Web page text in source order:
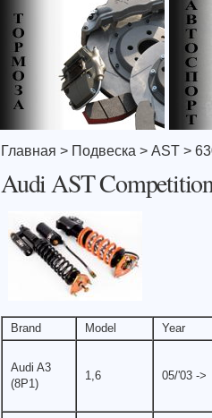
Главная > Подвеска > AST >
Audi AST
Brand Model Year
Audi A3
(8P1)
1,6 05/'03 ->